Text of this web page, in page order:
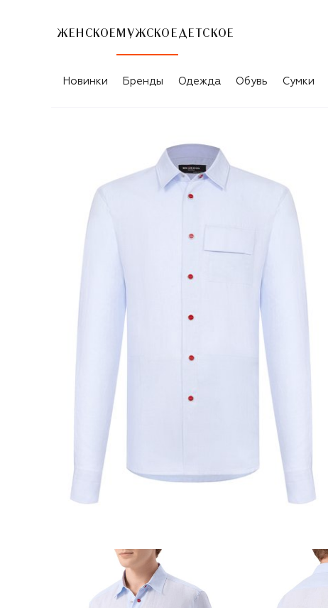
ЖЕНСКОЕ МУЖСКОЕ ДЕТСКОЕ
Новинки Бренды Одежда Обувь Сумки